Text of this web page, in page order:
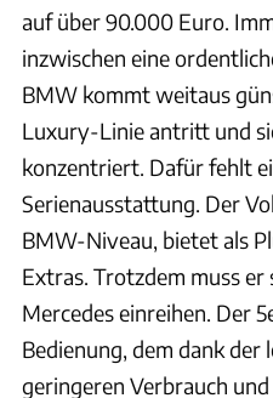
auf über 90.000 Euro.
inzwischen eine
BMW kommt weitaus
Luxury-Linie antritt und
konzentriert. Dafür fehlt
Serienausstattung. Der
BMW-Niveau, bietet als
Extras. Trotzdem muss
Mercedes einreihen. Der
Bedienung, dem dank der
geringeren Verbrauch